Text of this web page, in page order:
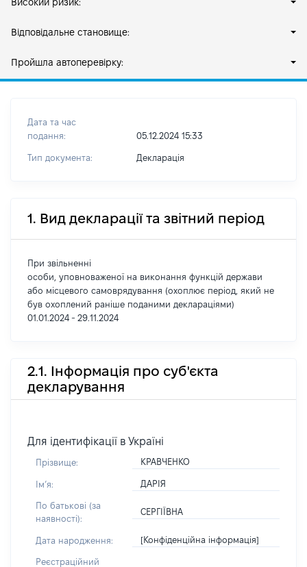
Відповідальне становище:
Пройшла автоперевірку:
Дата та час
подання:
05.12.2024 15:33
Тип документа: Декларація
1. Вид декларації та звітний період
При звільненні
особи, уповноваженої на виконання функцій держави
або місцевого самоврядування (охоплює період, який не
був охоплений раніше поданими деклараціями)
01.01.2024 - 29.11.2024
2.1. Інформація про суб'єкта
декларування
Для ідентифікації в Україні
Прізвище: КРАВЧЕНКО
Імʼя: ДАРІЯ
По батькові (за
наявності):
СЕРГІЇВНА
Дата народження: [Конфіденційна інформація]
Реєстраційний